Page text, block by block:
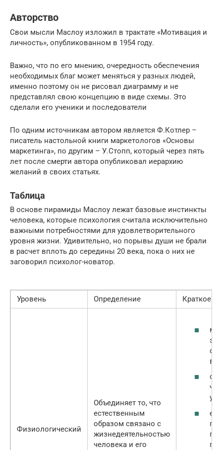
Авторство
Свои мысли Маслоу изложил в трактате «Мотивация и
личность», опубликованном в 1954 году.
Важно, что по его мнению, очередность обеспечения
необходимых благ может меняться у разных людей,
именно поэтому он не рисовал диаграмму и не
представлял свою концепцию в виде схемы. Это
сделали его ученики и последователи
По одним источникам автором является Ф.Котлер –
писатель настольной книги маркетологов «Основы
маркетинга», по другим – У.Стопп, который через пять
лет после смерти автора опубликовал иерархию
желаний в своих статьях.
Таблица
В основе пирамиды Маслоу лежат базовые инстинкты
человека, которые психология считала исключительно
важными потребностями для удовлетворительного
уровня жизни. Удивительно, но порывы души не брали
в расчет вплоть до середины 20 века, пока о них не
заговорил психолог-новатор.
Уровень Определение Краткое
Физиологический
Объединяет то, что
естественным
образом связано с
жизнедеятельностью
человека и его
мы